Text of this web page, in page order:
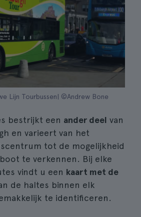
Lijn Tourbussen| ©Andrew Bone
bestrijkt een ander deel van
en varieert van het
tot de mogelijkheid
te verkennen. Bij elke
vindt u een kaart met de
de haltes binnen elk
te identificeren.